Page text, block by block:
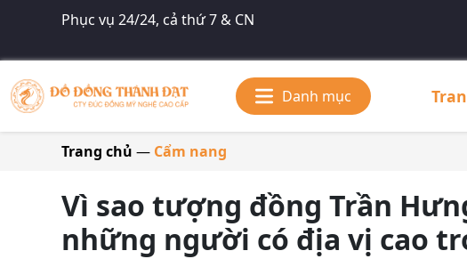
Phục vụ 24/24, cả thứ 7 & CN
Danh mục
Trang chủ — Cẩm nang
Vì sao tượng đồng Trần
những người có địa vị cao